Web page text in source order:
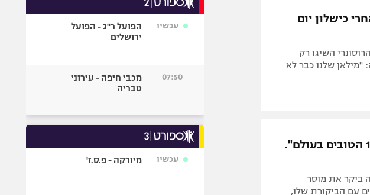
ספורט מוטורי
בייסבול MLB
גיימינג E-Sports
כישלון יום
125 שנות מועדון, הרוסונרי השיגו רק
"מילאן שלנו כבר לא
אקס מילאן טען ש"רפאל לאאו לא בין ה-100 הטובים בעולם".
ביקר את מוסר
עם הביקורת שלו,
עכשיו
הפועל ר"ג - הפועל
ירושלים
07:50
מכבי חיפה - עירוני
טבריה
עכשיו מיורקה - פ.ס.ז'